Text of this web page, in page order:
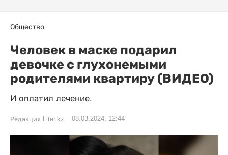
Общество
Человек в маске подарил
девочке с глухонемыми
родителями квартиру (ВИДЕО)
И оплатил лечение.
Редакция Liter.kz 08.03.2024, 12:44